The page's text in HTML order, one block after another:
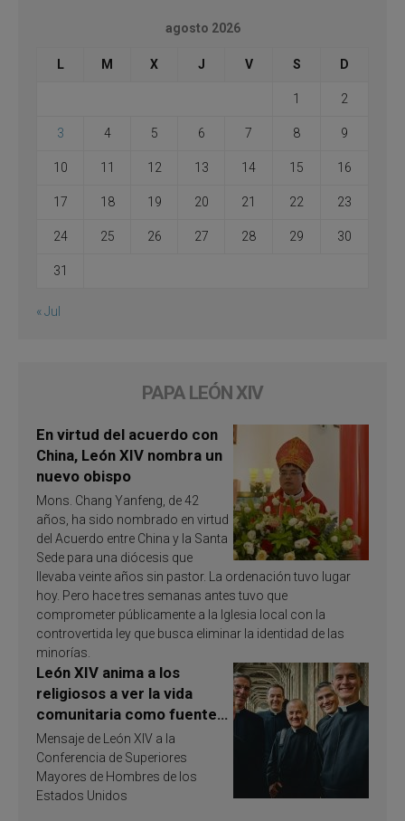
agosto 2026
L M X J V S D
1 2
3 4 5 6 7 8 9
10 11 12 13 14 15 16
17 18 19 20 21 22 23
24 25 26 27 28 29 30
31
« Jul
PAPA LEÓN XIV
En virtud del acuerdo con
China, León XIV nombra un
nuevo obispo
Mons. Chang Yanfeng, de 42
años, ha sido nombrado en virtud
del Acuerdo entre China y la Santa
Sede para una diócesis que
llevaba veinte años sin pastor. La ordenación tuvo lugar
hoy. Pero hace tres semanas antes tuvo que
comprometer públicamente a la Iglesia local con la
controvertida ley que busca eliminar la identidad de las
minorías.
León XIV anima a los
religiosos a ver la vida
comunitaria como fuente
de inspiración y
santificación
Mensaje de León XIV a la
Conferencia de Superiores
Mayores de Hombres de los
Estados Unidos